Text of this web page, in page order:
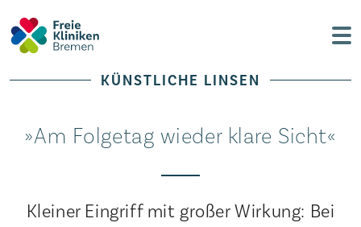
KÜNSTLICHE LINSEN
»Am Folgetag wieder klare Sicht«
Kleiner Eingriff mit großer Wirkung: Bei